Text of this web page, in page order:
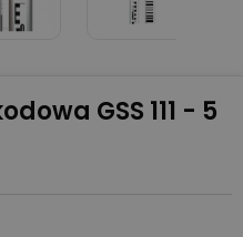
GSS 111 - 5